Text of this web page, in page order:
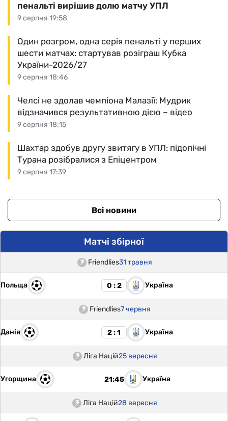
9 серпня 19:58
пенальті вирішив долю матчу УПЛ
9 серпня 18:46
Один розгром, одна серія пенальті у перших
шести матчах: стартував розіграш Кубка
України-2026/27
9 серпня 18:15
Челсі не здолав чемпіона Малазії: Мудрик
відзначився результативною дією – відео
9 серпня 17:39
Шахтар здобув другу звитягу в УПЛ: підопічні
Турана розібралися з Епіцентром
Всі новини
Матчі збірної
Friendlies31 травня
Польща 0 : 2 Україна
Friendlies7 червня
Данія 2 : 1 Україна
Ліга Націй25 вересня
Угорщина 21:45 Україна
Ліга Націй28 вересня